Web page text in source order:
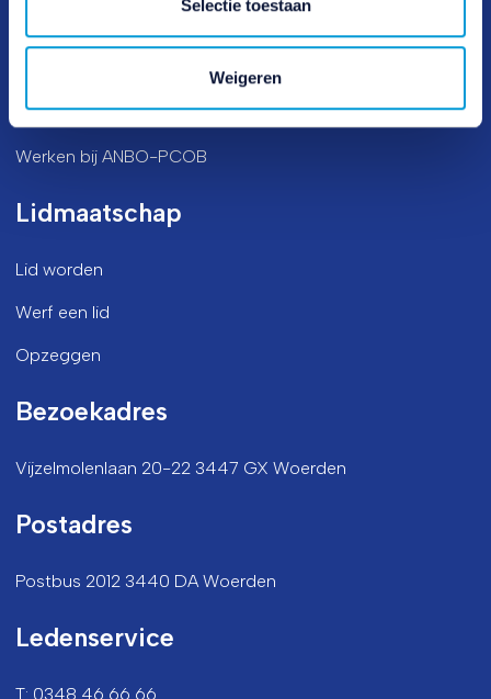
Selectie toestaan
Weigeren
Vrijwilligers(werk)
Werken bij ANBO-PCOB
Lidmaatschap
Lid worden
Werf een lid
Opzeggen
Bezoekadres
Vijzelmolenlaan 20-22 3447 GX Woerden
Postadres
Postbus 2012 3440 DA Woerden
Ledenservice
T: 0348 46 66 66